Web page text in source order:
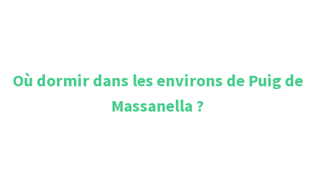
Où dormir dans les environs de Puig de
Massanella ?